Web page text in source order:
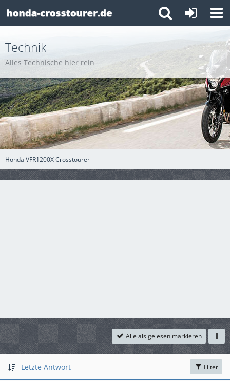
Honda VFR1200X Crosstourer
Technik
Alles Technische hier rein
Alle als gelesen markieren
Letzte Antwort Filter